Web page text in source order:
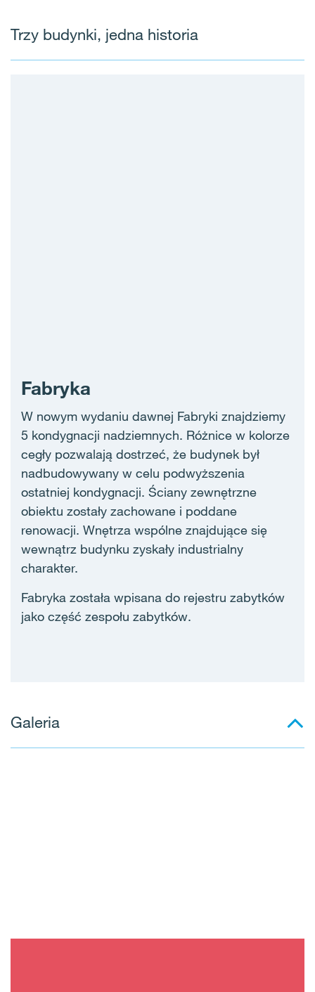
Trzy budynki, jedna historia
Fabryka
W nowym wydaniu dawnej Fabryki znajdziemy
5 kondygnacji nadziemnych. Różnice w kolorze
cegły pozwalają dostrzeć, że budynek był
nadbudowywany w celu podwyższenia
ostatniej kondygnacji. Ściany zewnętrzne
obiektu zostały zachowane i poddane
renowacji. Wnętrza wspólne znajdujące się
wewnątrz budynku zyskały industrialny
charakter.
Fabryka została wpisana do rejestru zabytków
jako część zespołu zabytków.
Galeria